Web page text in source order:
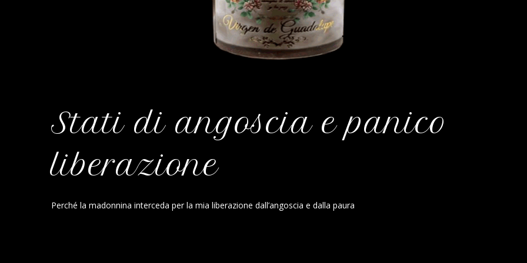
Stati di angoscia e panico
liberazione
Perché la madonnina interceda per la mia liberazione dall’angoscia e dalla paura